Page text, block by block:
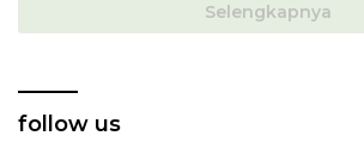
Selengkapnya
follow us